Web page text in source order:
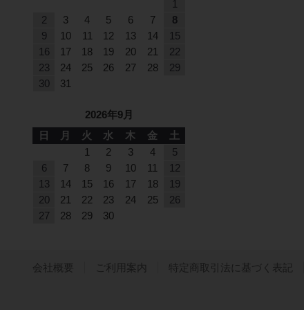
1
2
3 4 5 6 7
8
9
10 11 12 13 14
15
16
17 18 19 20 21
22
23
24 25 26 27 28
29
30
31
2026年9月
日
月 火 水 木 金
土
1
2 3 4
5
6
7 8 9 10 11
12
13
14 15 16 17 18
19
20
21 22 23 24 25
26
27
28 29 30
会社概要 ご利用案内 特定商取引法に基づく表記